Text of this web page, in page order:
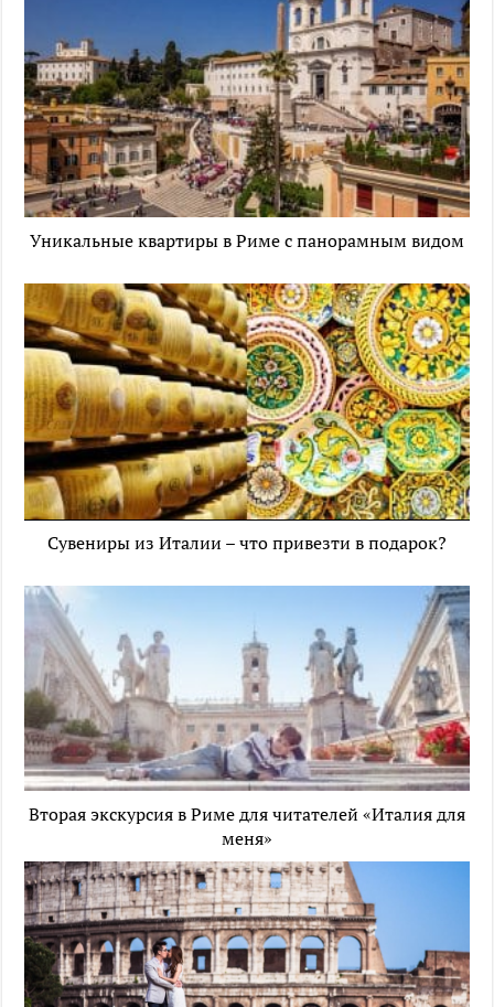
Уникальные квартиры в Риме с панорамным видом
Сувениры из Италии – что привезти в подарок?
Вторая экскурсия в Риме для читателей «Италия для
меня»